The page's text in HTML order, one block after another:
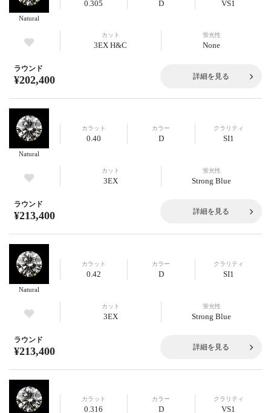
Natural
0.305 D VS1
カット
3EX H&C
蛍光性
None
ラウンド
¥202,400 詳細を見る
Natural
カラット
0.40
カラー
D
クラリティ
SI1
カット
3EX
蛍光性
Strong Blue
ラウンド
¥213,400 詳細を見る
Natural
カラット
0.42
カラー
D
クラリティ
SI1
カット
3EX
蛍光性
Strong Blue
ラウンド
¥213,400 詳細を見る
カラット
0.316
カラー
D
クラリティ
VS1